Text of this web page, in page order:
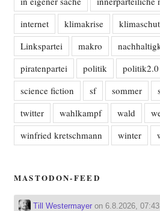
internet
klimakrise
Linkspartei
makro
piratenpartei
politik politik2.0
science fiction
sf sommer
twitter
wahlkampf wald
winfried kretschmann
winter
MASTODON-FEED
Till Westermayeron 6.8.2026,